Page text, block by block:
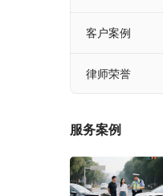
客户案例
律师荣誉
服务案例